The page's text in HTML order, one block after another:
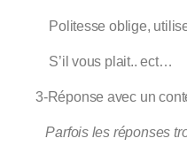
Politesse oblige,
S’il vous plait.. ect…
3-Réponse avec un
Parfois les réponses